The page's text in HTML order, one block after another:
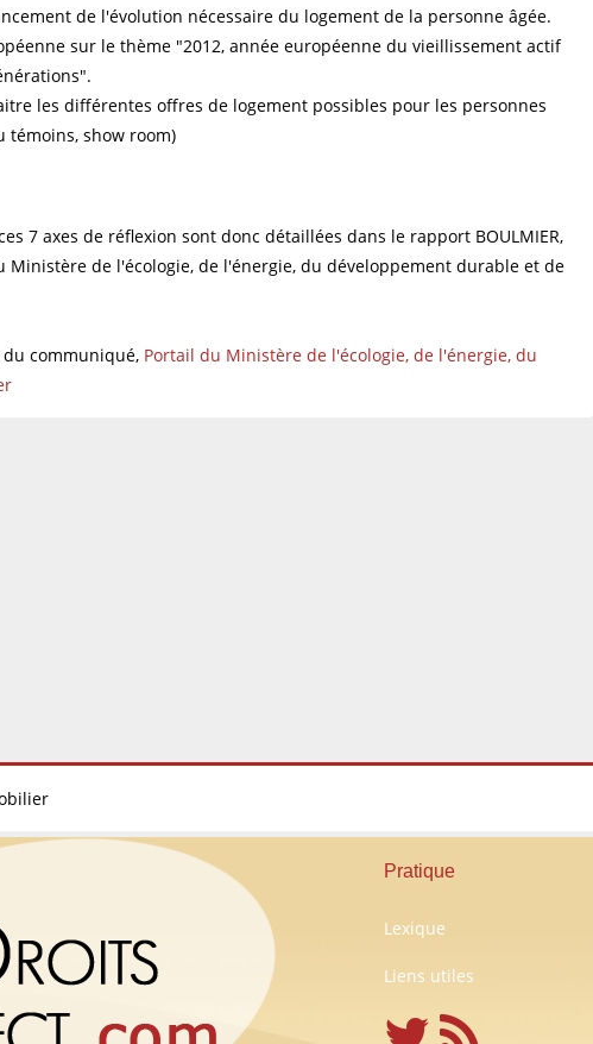
de l'évolution nécessaire du logement de la personne âgée.
sur le thème "2012, année européenne du vieillissement actif
les différentes offres de logement possibles pour les personnes
témoins, show room)
7 axes de réflexion sont donc détaillées dans le rapport BOULMIER,
de l'écologie, de l'énergie, du développement durable et de
communiqué, Portail du Ministère de l'écologie, de l'énergie, du
Pratique
Lexique
Liens utiles